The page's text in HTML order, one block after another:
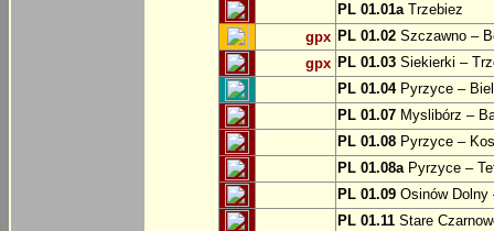
PL 01.01aTrzebiez
gpx PL 01.02 Szczawno –
gpx PL 01.03 Siekierki –
PL 01.04Pyrzyce –
PL 01.07 Myslibórz –
PL 01.08 Pyrzyce –
PL 01.08aPyrzyce –
PL 01.09 Osinów Dolny
PL 01.11 Stare